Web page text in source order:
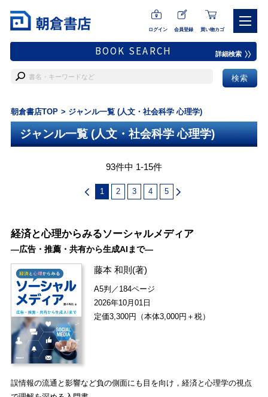
ログイン 会員登録 買い物カゴ
BOOK SEARCH 詳細検索
朝倉書店TOP ジャンル一覧 (人文・社会科学 心理学)
ジャンル一覧 (人文・社会科学 心理学)
93件中 1-15件
1 2 3 4 5
経済と心理からみるソーシャルメディア
―広告・推薦・共有から生成AIまで―
藤本 和則 (著)
A5判／184ページ
2026年10月01日
定価3,300円（本体3,000円＋税）
誤情報の流通と影響など負の側面にも目を向け，経済と心理学の視点